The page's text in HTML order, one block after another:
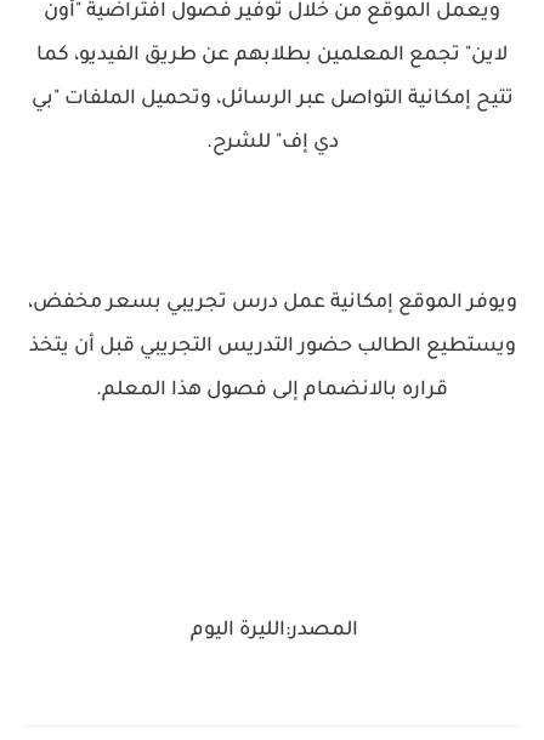
ويعمل الموقع من خلال توفير فصول افتراضية "أون
لاين" تجمع المعلمين بطلابهم عن طريق الفيديو، كما
تتيح إمكانية التواصل عبر الرسائل، وتحميل الملفات "بي
دي إف" للشرح.
ويوفر الموقع إمكانية عمل درس تجريبي بسعر مخفض،
ويستطيع الطالب حضور التدريس التجريبي قبل أن يتخذ
قراره بالانضمام إلى فصول هذا المعلم.
المصدر:الليرة اليوم